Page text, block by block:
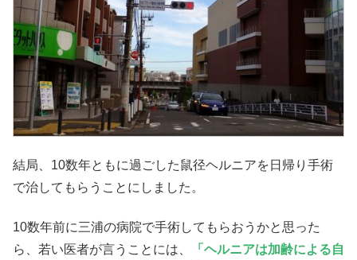
結局、10数年ともに過ごした鼠径ヘルニアを日帰り手術
で治してもらうことにしました。
10数年前に三浦の病院で手術してもらおうかと思った
ら、若い医者が言うことには、
「ヘルニアは加齢による自